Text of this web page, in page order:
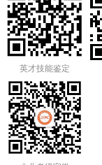
英才技能鉴定